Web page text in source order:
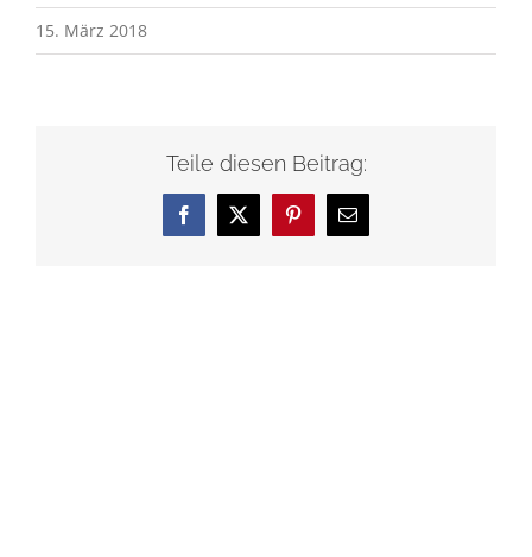
15. März 2018
Teile diesen Beitrag:
Facebook
X Pinterest
E-
Mail